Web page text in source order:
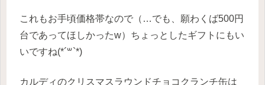
これもお手頃価格帯なので（…でも、願わくば500円
台であってほしかったw）ちょっとしたギフトにもい
いですね(*´꒳`*)
カルディのクリスマスラウンドチョコクランチ缶は